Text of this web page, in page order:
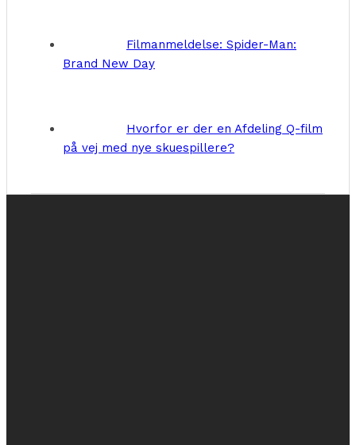
Filmanmeldelse: Spider-Man:
Brand New Day
Hvorfor er der en Afdeling Q-film
på vej med nye skuespillere?